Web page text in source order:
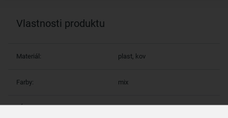
Vlastnosti produktu
Materiál: plast, kov
Farby: mix